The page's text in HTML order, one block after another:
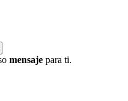
mensajepara ti.